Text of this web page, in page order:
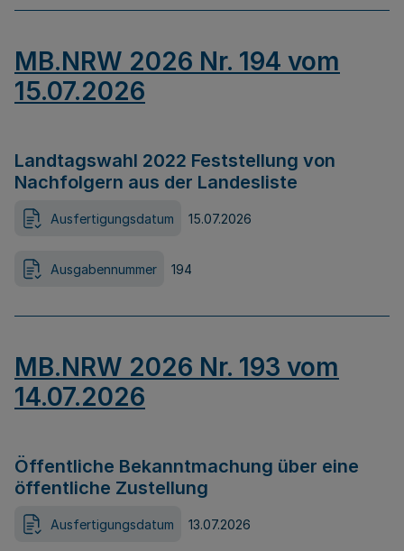
MB.NRW 2026 Nr. 194 vom
15.07.2026
Landtagswahl 2022 Feststellung von
Nachfolgern aus der Landesliste
Ausfertigungsdatum 15.07.2026
Ausgabennummer 194
MB.NRW 2026 Nr. 193 vom
14.07.2026
Öffentliche Bekanntmachung über eine
öffentliche Zustellung
Ausfertigungsdatum 13.07.2026